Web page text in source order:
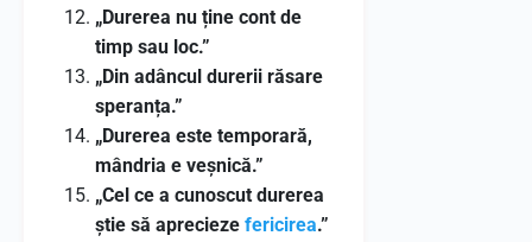
„Durerea nu ține cont de
timp sau loc.”
„Din adâncul durerii răsare
speranța.”
„Durerea este temporară,
mândria e veșnică.”
„Cel ce a cunoscut durerea
știe să aprecieze fericirea.”